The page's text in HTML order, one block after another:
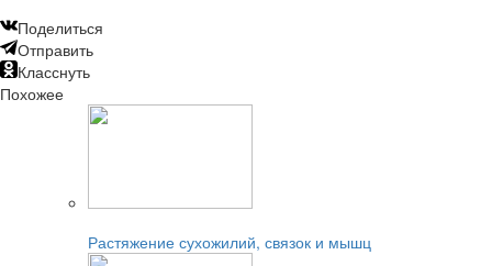
Поделиться
Отправить
Класснуть
Похожее
Растяжение сухожилий, связок и мышц